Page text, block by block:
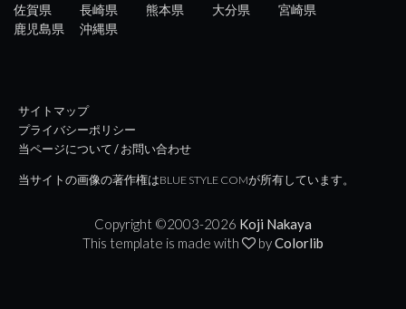
佐賀県
長崎県 熊本県 大分県
宮崎県
鹿児島県
沖縄県
サイトマップ
プライバシーポリシー
当ページについて / お問い合わせ
当サイトの画像の著作権はBLUE STYLE COMが所有しています。
Copyright ©2003-2026 Koji Nakaya
This template is made with
byColorlib